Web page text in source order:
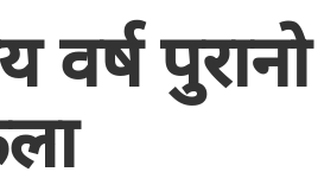
वर्ष पुरानो